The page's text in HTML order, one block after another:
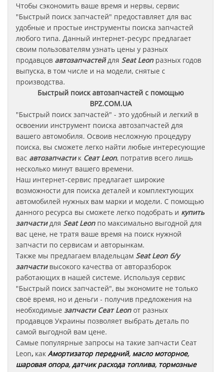
Чтобы сэкономить ваше время и нервы, сервис
"Быстрый поиск запчастей" предоставляет для вас
удобные и простые инструменты поиска запчастей
любого типа. Данный интернет-ресурс предлагает
своим пользователям узнать цены у разных
продавцов автозапчастейдля Seat Leonразных годов
выпуска, в том числе и на модели, снятые с
производства.
Быстрый поиск автозапчастей с помощью
BPZ.COM.UA
"Быстрый поиск запчастей" - это удобный и легкий в
освоении инструмент поиска автозапчастей для
вашего автомобиля. Освоив несложную процедуру
поиска, вы сможете легко найти любые интересующие
вас автозапчастик Сеат Leon, потратив всего лишь
несколько минут вашего времени.
Наш интернет-сервис предлагает широкие
возможности для поиска деталей и комплектующих
автомобилей нужных вам марки и модели. С помощью
данного ресурса вы сможете легко подобрать и купить
запчастидля Seat Leonпо максимально выгодной для
вас цене, не тратя ваше время на поиск нужной
запчасти по сервисам и авторынкам.
Также мы предлагаем владельцам Seat Leonб/у
запчастивысокого качества от авторазборок
работающих в нашей системе. Используя сервис
"Быстрый поиск запчастей", вы экономите не только
своё время, но и деньги - получив предложения на
необходимые запчастиСеат Leonот разных
продавцов Украины позволяет выбрать деталь по
самой выгодной вам цене.
Самые популярные запросы на такие запчасти Сеат
Leon, как Амортизатор передний, масло моторное,
шаровая опора,датчик расхода топлива, тормозные